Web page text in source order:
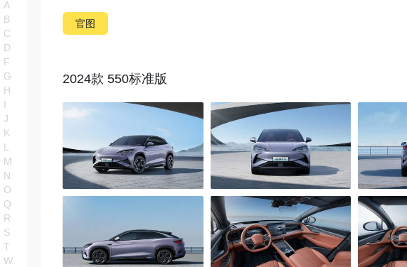
A
B
C
D
F
G
H
I
J
K
L
M
N
O
Q
R
S
T
W
官图
2024款 550标准版